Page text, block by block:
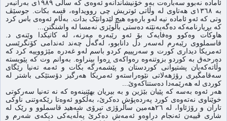
ئامادە نەبوو سەبارەت بەو خۆنیشاندانەو ئەوەی کە ساڵی ١٩٨٩ی بەرانبەر
بە ١٣٦٨ی هەتاوی لە وڵاتی ئوتریش چی روویداوە، قسە بکات. جوسێڤ
وتی کە ئەو ئامادە نیە لەو بارەوە هیچ لێدوانێک بدات. بەڵام ئەوەی باس کرد
کە بڕیارنامەکە دەگەیەنێتە دەستی باڵوێزی نەمسا لە واشنگتن...
هاوکات وەکوو وەفایەک بۆ ئەو رێبەرە مەزنە، لە کاتیکدا وێنەی د.
قاسملووی رێبەرم لەسەر دڵ دانابوو، لەگەڵ چەند ئەندامی کۆنگرێسی
ئەمریکا دیداری کورت و سەرپییم کردو باسم لەو غەدرە مێژووییە کرد کە
دەرحەق بە کوردو بزوتنەوە رەواکەی ڕەوا بینراوە. بەوانم وت کە پێویستە
وڵاتەکەیان پشتیوانی کوردستان و پێشمەرگە بکات و ئەمە تەنیا رێگای
سەقامگیری رۆژهەلاتی نێوەراستەو ئەمریکا هەرگیز دۆستێکی باشتر لە
کوردی لە هەرێمەدا دەستناکەوێ...
هەر ئەوە بەسە کە پێیان بێژین و بە بیریان بهێنینەوە کە نە تەنیا سەرکوتی
خوێناوی نەتەوەی کورد پەردەپۆش دەکرێ، بەڵکوو ئەوەتا رێکەوتنی ناوکی
تاران و رۆژئاوا، لە ٢٦هەمین ساڵرۆژی تیرۆی شەهید قاسملوو و رێک لە
شاری ڤییەن ئەنجام دراوەو ئەمەش دەکرێ پەڵەیەکی دیکەی شەرم و